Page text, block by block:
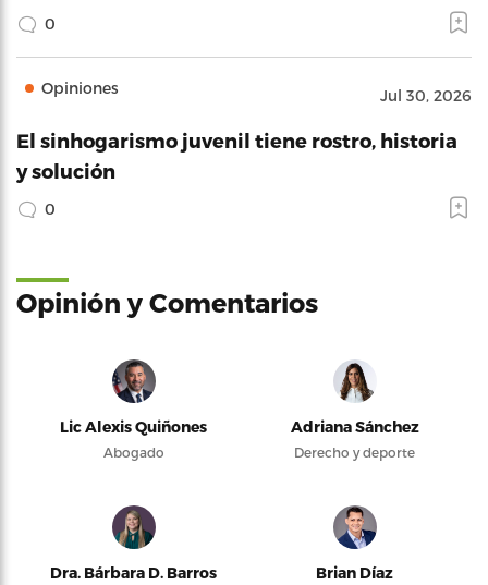
0
Opiniones Jul 30, 2026
El sinhogarismo juvenil tiene rostro, historia
y solución
0
Opinión y Comentarios
Lic Alexis Quiñones
Abogado
Adriana Sánchez
Derecho y deporte
Dra. Bárbara D. Barros Brian Díaz